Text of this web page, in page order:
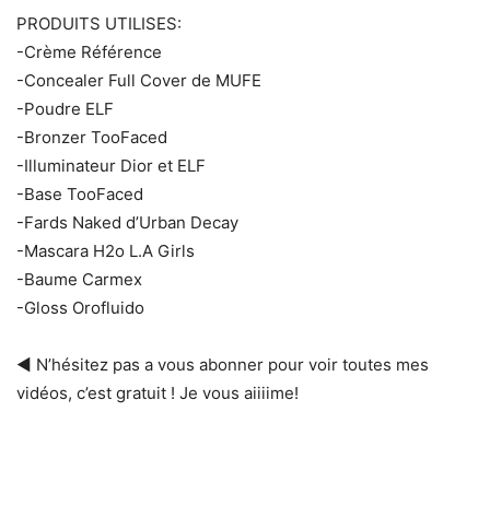
PRODUITS UTILISES:
-Crème Référence
-Concealer Full Cover de MUFE
-Poudre ELF
-Bronzer TooFaced
-Illuminateur Dior et ELF
-Base TooFaced
-Fards Naked d’Urban Decay
-Mascara H2o L.A Girls
-Baume Carmex
-Gloss Orofluido
◄ N’hésitez pas a vous abonner pour voir toutes mes
vidéos, c’est gratuit ! Je vous aiiiime!